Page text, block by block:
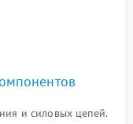
и силовых цепей.